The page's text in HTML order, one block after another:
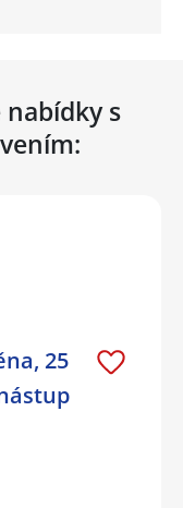
nabídky s
25